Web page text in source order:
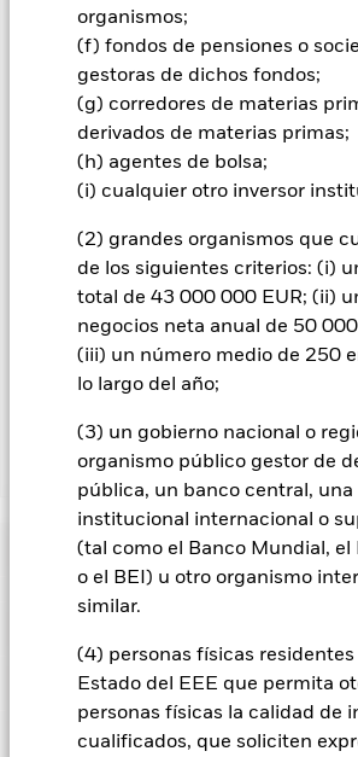
organismos;
(f) fondos de pensiones o
gestoras de dichos fondos;
(g) corredores de materias
derivados de materias primas;
(h) agentes de bolsa;
(i) cualquier otro inversor
(2) grandes organismos que
de los siguientes criterios: (i)
total de 43 000 000 EUR; (ii)
negocios neta anual de 50
(iii) un número medio de 250
lo largo del año;
(3) un gobierno nacional o
organismo público gestor de
pública, un banco central, una
institucional internacional o
(tal como el Banco Mundial, el
o el BEI) u otro organismo
similar.
(4) personas físicas residentes
Estado del EEE que permita
personas físicas la calidad de
cualificados, que soliciten
Todas las clases de acciones con
fondo utilizan derivados para cubrir el
uso de derivados para una clase de
un posible riesgo de contagio (también
over») a otras clases de acciones del
gestora del fondo se asegurará de que se
procedimientos adecuados para
que figura justo debajo del nombre del
listado de todas las clases de acciones
acciones con cobertura de divisas se
palabra «Hedged» en su nombre.
completo de todas las clases de acciones
divisas está disponible mediante solicitud
gestora del fondo.
iShares Edge S&P 500 Minimum
Rentabilidad
Gráfico de
Ver gráfico completo
Rentabilidad
relacionados con la renta variable se
los movimientos diarios del mercado
factores que influyen están los
noticias económicas, beneficios
societarios de importancia.
Riesgo ligado
índice: Aunque el Índice de referencia
a 07 ago 2026
Características del Fondo
Número de posiciones
Localizaciones